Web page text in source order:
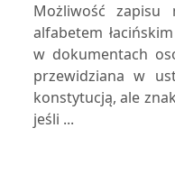
Możliwość
alfabetem
w dokumentach
przewidziana w
konstytucją, ale
jeśli ...